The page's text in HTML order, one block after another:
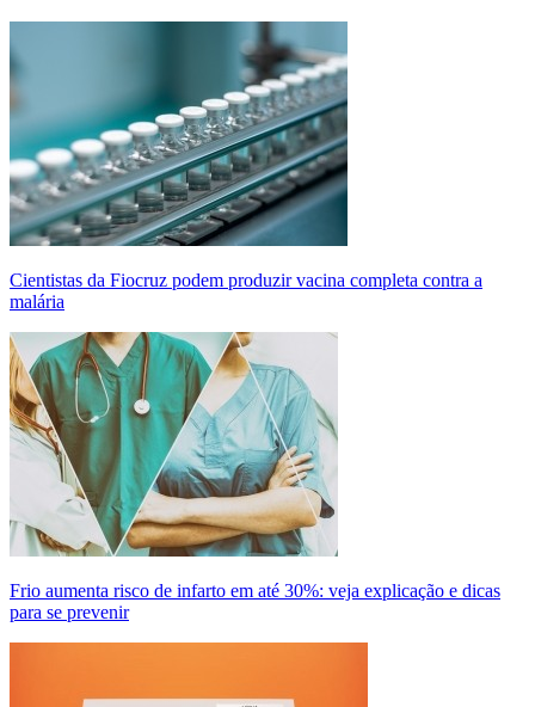
Cientistas da Fiocruz podem produzir vacina completa contra a
malária
Frio aumenta risco de infarto em até 30%: veja explicação e dicas
para se prevenir